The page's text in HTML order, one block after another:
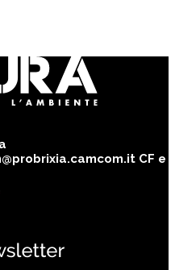
CF e